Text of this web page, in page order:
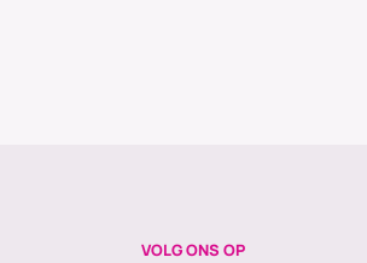
VOLG ONS OP